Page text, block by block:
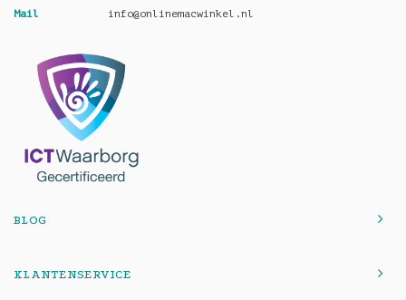
Mail info@onlinemacwinkel.nl
BLOG
KLANTENSERVICE